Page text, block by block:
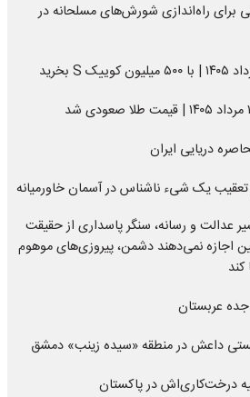
برای راه‌اندازی شورش‌های مسلحانه در
دریایی ایران
تعقیب یک شیء ناشناس در آسمان خاورمیانه
عدالت و رسانه، سنگر پاسداری از حقیقت
اجازه نمی‌دهند دشمن، پیروزی‌های موهوم
جده عربستان
داعش در منطقه «سیده زینب» دمشق
درخت‌کاری‌اش در پاکستان